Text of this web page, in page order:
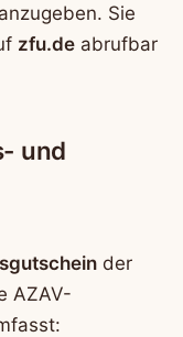
Sie
zfu.de abrufbar
und
der
AZAV-